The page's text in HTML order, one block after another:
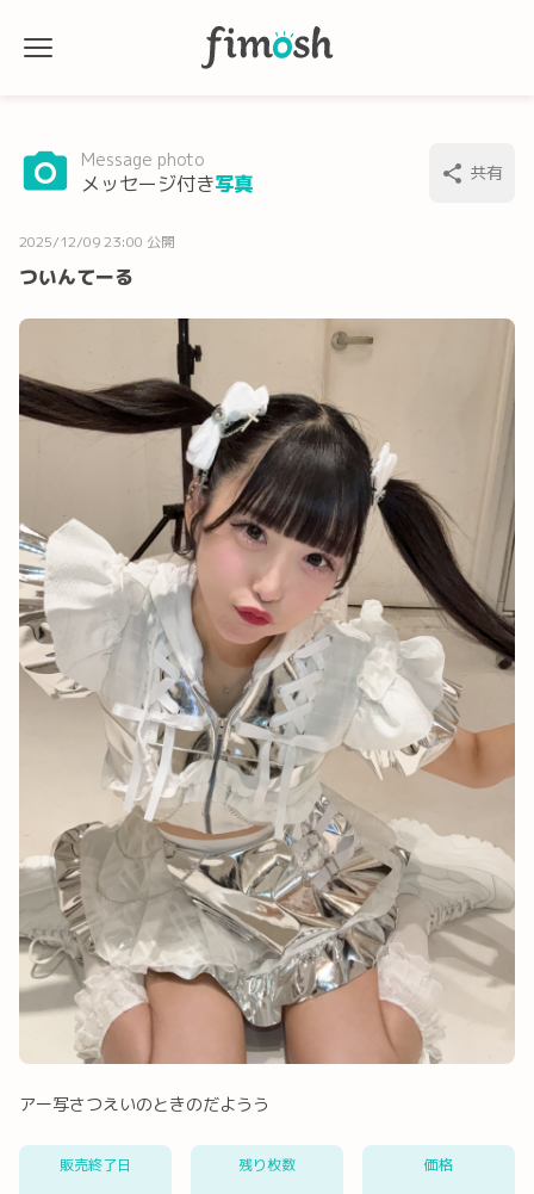
Message photo
メッセージ付き写真 共有
2025/12/09 23:00 公開
ついんてーる
アー写さつえいのときのだようう
販売終了日 残り枚数 価格
Twitter LINE Facebook